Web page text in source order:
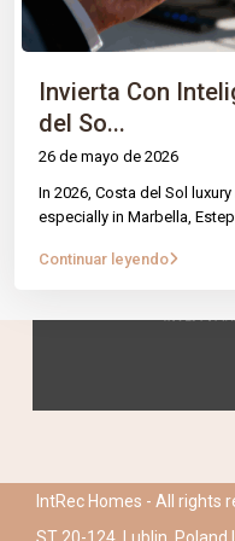
Invierta Con
del So...
26 de mayo de 2026
In 2026, Costa del Sol
especially in Marbella,
Continuar leyendo
IntRec Homes - All rights